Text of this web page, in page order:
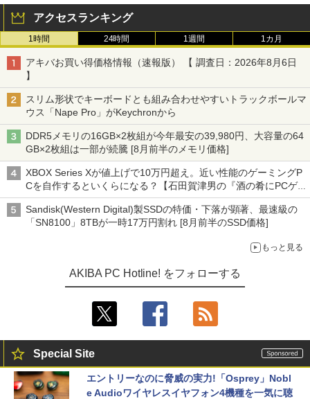
アクセスランキング
1時間 24時間 1週間 1カ月
アキバお買い得価格情報（速報版） 【 調査日：2026年8月6日
】
スリム形状でキーボードとも組み合わせやすいトラックボールマ
ウス「Nape Pro」がKeychronから
DDR5メモリの16GB×2枚組が今年最安の39,980円、大容量の64
GB×2枚組は一部が続騰 [8月前半のメモリ価格]
XBOX Series Xが値上げで10万円超え。近い性能のゲーミングP
Cを自作するといくらになる？【石田賀津男の『酒の肴にPCゲ
ーム』】
Sandisk(Western Digital)製SSDの特価・下落が顕著、最速級の
「SN8100」8TBが一時17万円割れ [8月前半のSSD価格]
もっと見る
AKIBA PC Hotline! をフォローする
Special Site
エントリーなのに脅威の実力!「Osprey」Nobl
e Audioワイヤレスイヤフォン4機種を一気に聴